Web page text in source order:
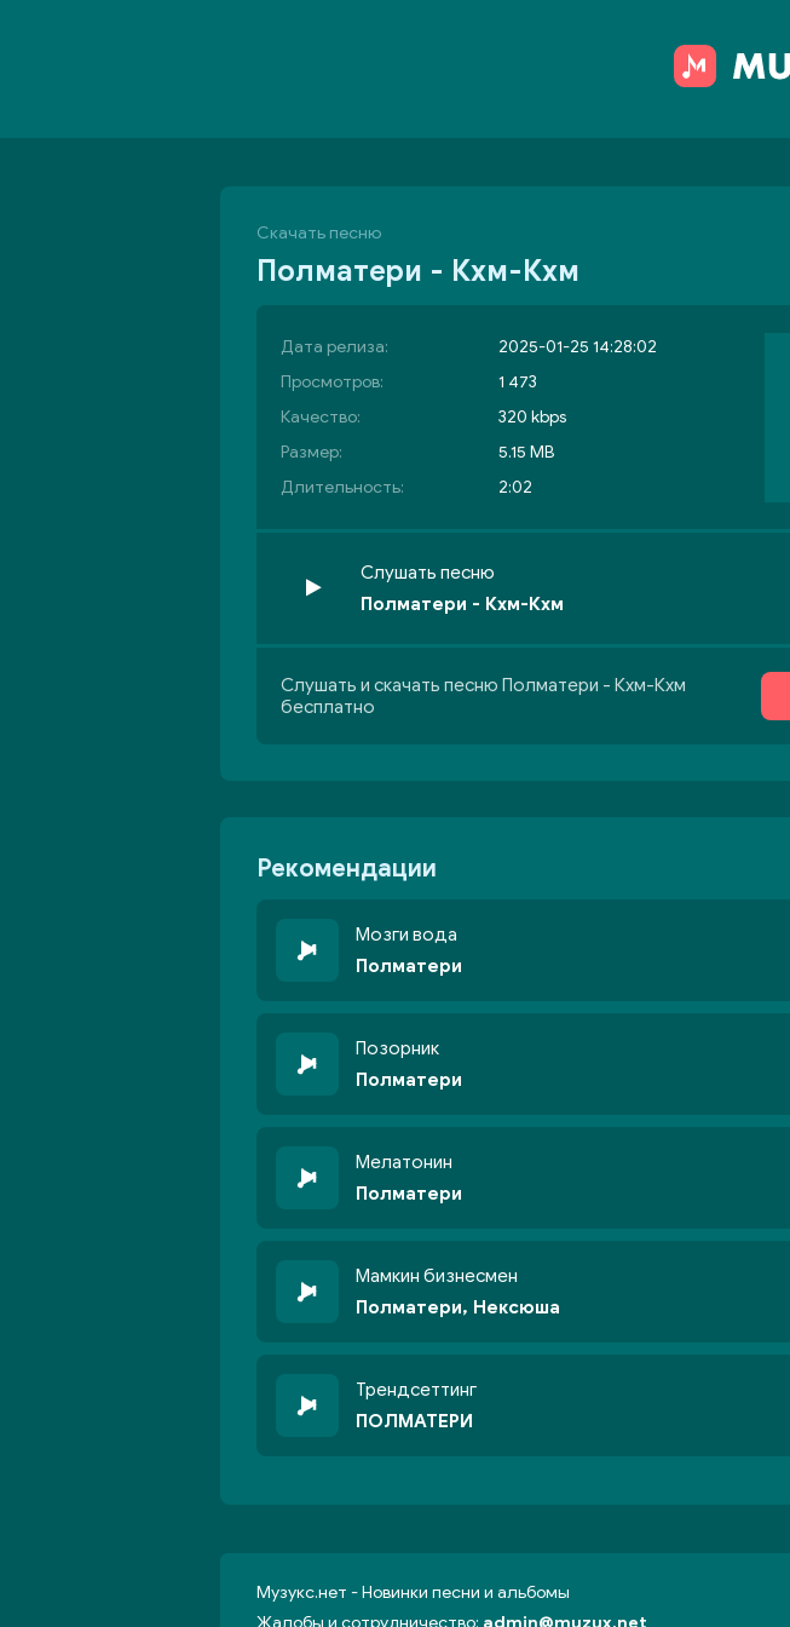
Скачать песню
Полматери - Кхм-Кхм
Дата релиза:
2025-01-25 14:28:02
Просмотров:
1 473
Качество:
320 kbps
Размер:
5.15 MB
Длительность:
2:02
Слушать песню
Полматери - Кхм-Кхм
Слушать и скачать песню Полматери - Кхм-Кхм
бесплатно
Рекомендации
Мозги вода
Полматери
Позорник
Полматери
Мелатонин
Полматери
Мамкин бизнесмен
Полматери, Нексюша
Трендсеттинг
ПОЛМАТЕРИ
Музукс.нет - Новинки песни и альбомы
Жалобы и сотрудничество: admin@muzux.net